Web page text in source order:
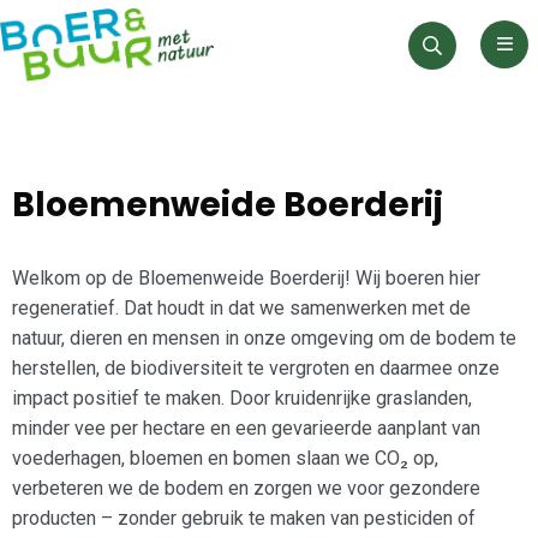
Zoeken
Bloemenweide Boerderij
Welkom op de Bloemenweide Boerderij! Wij boeren hier
regeneratief. Dat houdt in dat we samenwerken met de
natuur, dieren en mensen in onze omgeving om de bodem te
herstellen, de biodiversiteit te vergroten en daarmee onze
impact positief te maken. Door kruidenrijke graslanden,
minder vee per hectare en een gevarieerde aanplant van
voederhagen, bloemen en bomen slaan we CO₂ op,
verbeteren we de bodem en zorgen we voor gezondere
producten – zonder gebruik te maken van pesticiden of